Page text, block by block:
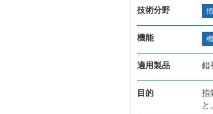
技術分野
機能
適用製品 錯
目的
指
と。